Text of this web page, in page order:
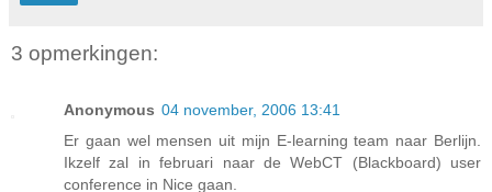
3 opmerkingen:
Anonymous 04 november, 2006 13:41
Er gaan wel mensen uit mijn E-learning team naar Berlijn.
Ikzelf zal in februari naar de WebCT (Blackboard) user
conference in Nice gaan.